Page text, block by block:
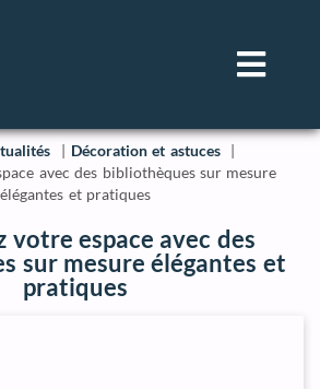
Décoration et astuces
avec des bibliothèques sur mesure
élégantes et pratiques
votre espace avec des
sur mesure élégantes et
pratiques